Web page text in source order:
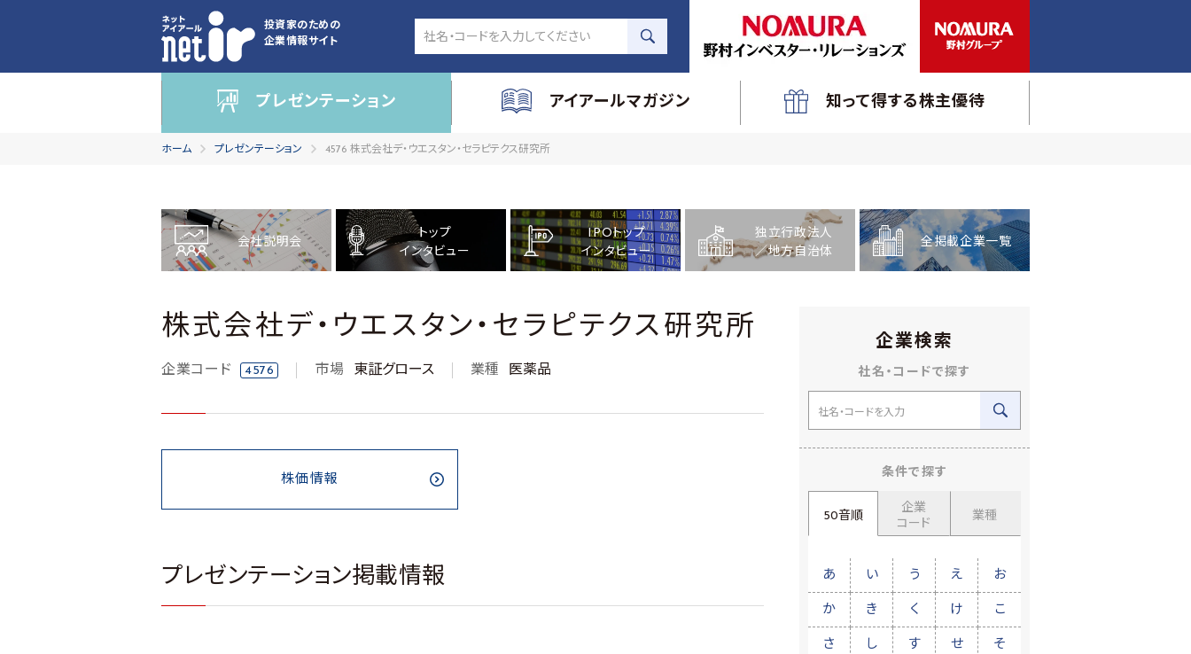
投資家のための
企業情報サイト
プレゼンテーション アイアールマガジン 知って得する株主優待
ホーム プレゼンテーション 4576 株式会社デ・ウエスタン・セラピテクス研究所
会社説明会
トップ
インタビュー
IPOトップ
インタビュー
独立行政法人
／地方自治体
全掲載企業一覧
株式会社デ・ウエスタン・セラピテクス研究所
企業コード 4576 市場 東証グロース 業種 医薬品
株価情報
プレゼンテーション掲載情報
企業検索
社名・コードで探す
条件で探す
50音順
企業
コード
業種
あ い う え お
か き く け こ
さ し す せ そ